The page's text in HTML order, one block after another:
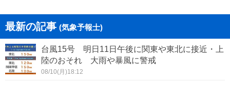
最新の記事 (気象予報士)
台風15号 明日11日午後に関東や東北に接近・上
陸のおそれ 大雨や暴風に警戒
08/10(月)18:12